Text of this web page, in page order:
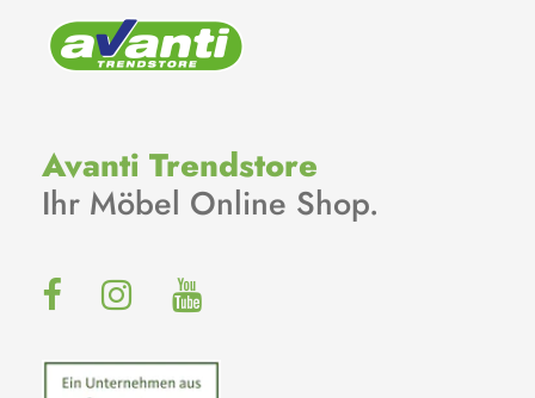
Avanti Trendstore
Ihr Möbel Online Shop.